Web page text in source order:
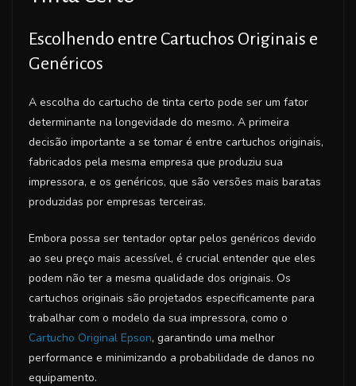
Escolhendo entre Cartuchos Originais e
Genéricos
A escolha do cartucho de tinta certo pode ser um fator
determinante na longevidade do mesmo. A primeira
decisão importante a se tomar é entre cartuchos originais,
fabricados pela mesma empresa que produziu sua
impressora, e os genéricos, que são versões mais baratas
produzidas por empresas terceiras.
Embora possa ser tentador optar pelos genéricos devido
ao seu preço mais acessível, é crucial entender que eles
podem não ter a mesma qualidade dos originais. Os
cartuchos originais são projetados especificamente para
trabalhar com o modelo da sua impressora, como o
Cartucho Original Epson, garantindo uma melhor
performance e minimizando a probabilidade de danos no
equipamento.